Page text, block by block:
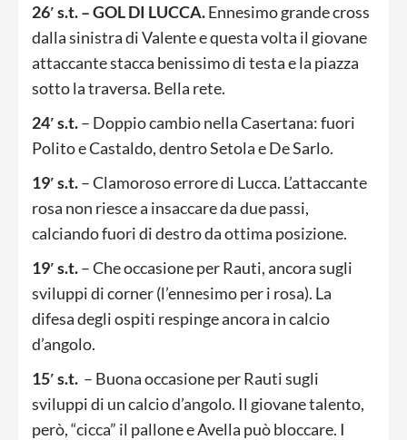
26′ s.t. – GOL DI LUCCA.Ennesimo grande cross
dalla sinistra di Valente e questa volta il giovane
attaccante stacca benissimo di testa e la piazza
sotto la traversa. Bella rete.
24′ s.t.– Doppio cambio nella Casertana: fuori
Polito e Castaldo, dentro Setola e De Sarlo.
19′ s.t.– Clamoroso errore di Lucca. L’attaccante
rosa non riesce a insaccare da due passi,
calciando fuori di destro da ottima posizione.
19′ s.t.– Che occasione per Rauti, ancora sugli
sviluppi di corner (l’ennesimo per i rosa). La
difesa degli ospiti respinge ancora in calcio
d’angolo.
15′ s.t. – Buona occasione per Rauti sugli
sviluppi di un calcio d’angolo. Il giovane talento,
però, “cicca” il pallone e Avella può bloccare. I